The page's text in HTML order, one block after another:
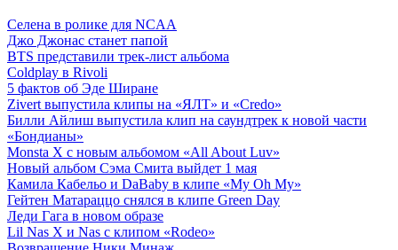
Селена в ролике для NCAA
Джо Джонас станет папой
BTS представили трек-лист альбома
Coldplay в Rivoli
5 фактов об Эде Ширане
Zivert выпустила клипы на «ЯЛТ» и «Credo»
Билли Айлиш выпустила клип на саундтрек к новой части
«Бондианы»
Monsta X с новым альбомом «All About Luv»
Новый альбом Сэма Смита выйдет 1 мая
Камила Кабельо и DaBaby в клипе «My Oh My»
Гейтен Матараццо снялся в клипе Green Day
Леди Гага в новом образе
Lil Nas X и Nas с клипом «Rodeo»